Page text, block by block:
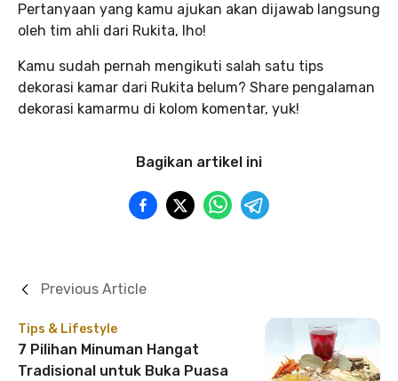
Pertanyaan yang kamu ajukan akan dijawab langsung
oleh tim ahli dari Rukita, lho!
Kamu sudah pernah mengikuti salah satu tips
dekorasi kamar dari Rukita belum? Share pengalaman
dekorasi kamarmu di kolom komentar, yuk!
Bagikan artikel ini
Tips & Lifestyle
7 Pilihan Minuman Hangat
Tradisional untuk Buka Puasa
Previous Article